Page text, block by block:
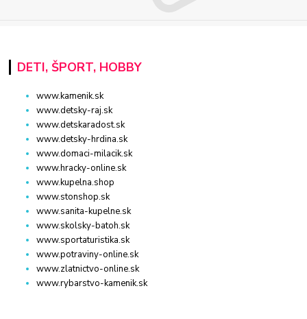
DETI, ŠPORT, HOBBY
www.kamenik.sk
www.detsky-raj.sk
www.detskaradost.sk
www.detsky-hrdina.sk
www.domaci-milacik.sk
www.hracky-online.sk
www.kupelna.shop
www.stonshop.sk
www.sanita-kupelne.sk
www.skolsky-batoh.sk
www.sportaturistika.sk
www.potraviny-online.sk
www.zlatnictvo-online.sk
www.rybarstvo-kamenik.sk